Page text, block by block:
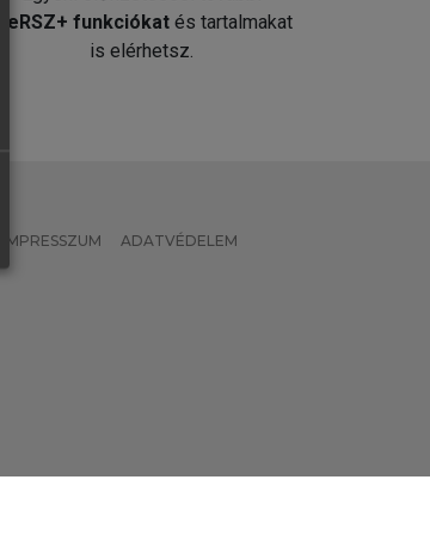
MeRSZ+ funkciókat és tartalmakat
is elérhetsz.
IMPRESSZUM ADATVÉDELEM